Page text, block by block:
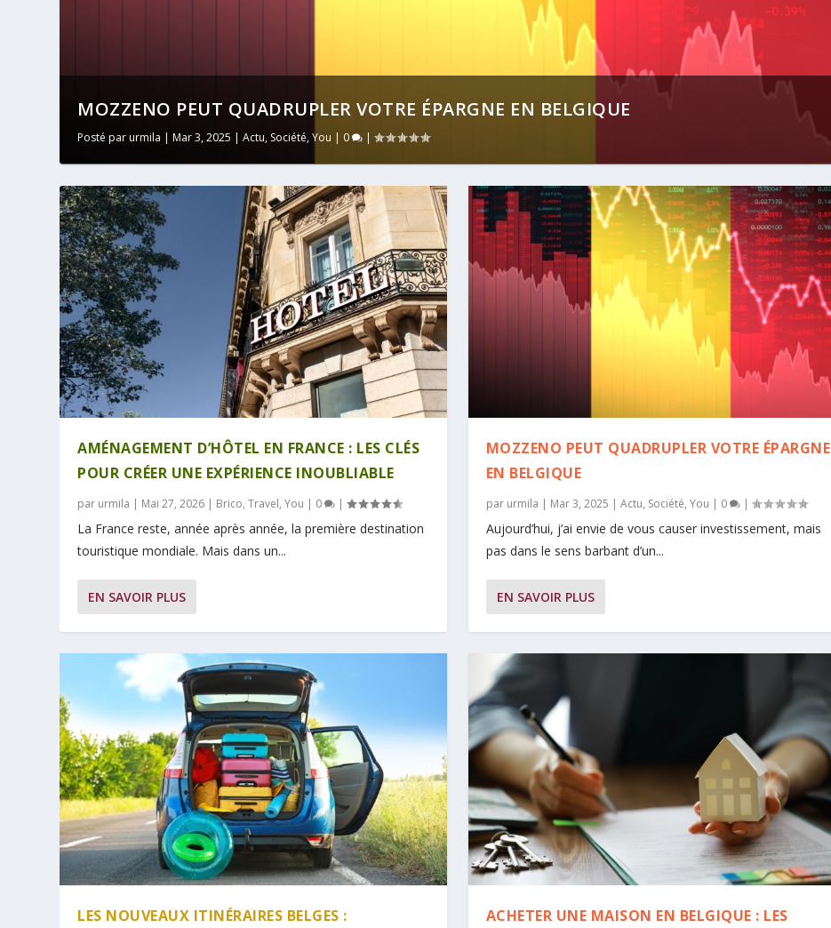
MOZZENO PEUT QUADRUPLER VOTRE ÉPARGNE EN BELGIQUE
Posté parurmila | Mar 3, 2025 |Actu, Société,You | 0 |
AMÉNAGEMENT D’HÔTEL EN FRANCE : LES CLÉS
POUR CRÉER UNE EXPÉRIENCE INOUBLIABLE
par urmila | Mai 27, 2026 | Brico,Travel,You | 0 |
La France reste, année après année, la première destination
touristique mondiale. Mais dans un...
EN SAVOIR PLUS
LES NOUVEAUX ITINÉRAIRES BELGES :
MOZZENO PEUT QUADRUPLER VOTRE ÉPARGNE
EN BELGIQUE
par urmila | Mar 3, 2025 | Actu, Société, You | 0 |
Aujourd’hui, j’ai envie de vous causer investissement, mais
pas dans le sens barbant d’un...
EN SAVOIR PLUS
ACHETER UNE MAISON EN BELGIQUE : LES